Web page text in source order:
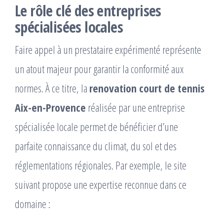
Le rôle clé des entreprises
spécialisées locales
Faire appel à un prestataire expérimenté représente
un atout majeur pour garantir la conformité aux
normes. À ce titre, la renovation court de tennis
Aix-en-Provence réalisée par une entreprise
spécialisée locale permet de bénéficier d’une
parfaite connaissance du climat, du sol et des
réglementations régionales. Par exemple, le site
suivant propose une expertise reconnue dans ce
domaine :